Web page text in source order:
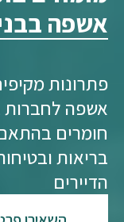
אשפה
פתרונות
אשפה לחברות
חומרים בהתאם
בריאות
הדיירים